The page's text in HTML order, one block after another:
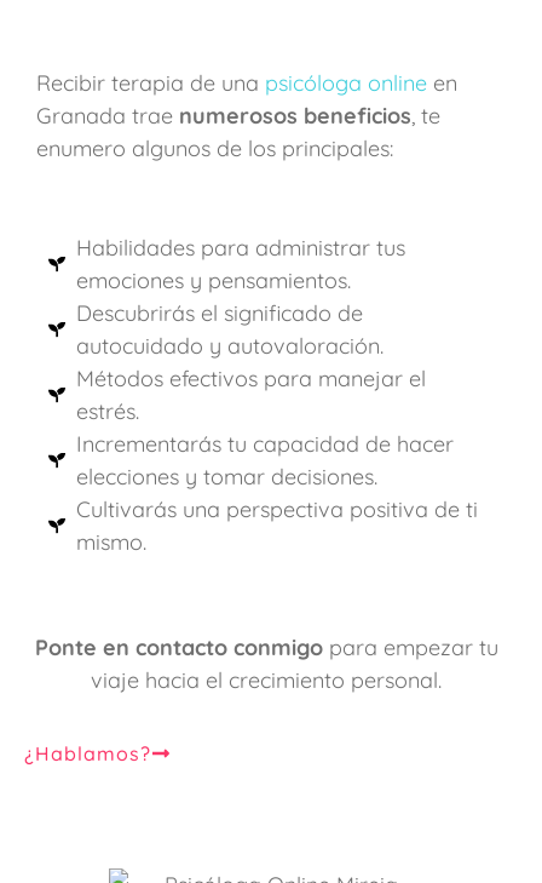
Recibir terapia de una psicóloga online en
Granada trae numerosos beneficios, te
enumero algunos de los principales:
Habilidades para administrar tus
emociones y pensamientos.
Descubrirás el significado de
autocuidado y autovaloración.
Métodos efectivos para manejar el
estrés.
Incrementarás tu capacidad de hacer
elecciones y tomar decisiones.
Cultivarás una perspectiva positiva de ti
mismo.
Ponte en contacto conmigopara empezar tu
viaje hacia el crecimiento personal.
¿Hablamos?